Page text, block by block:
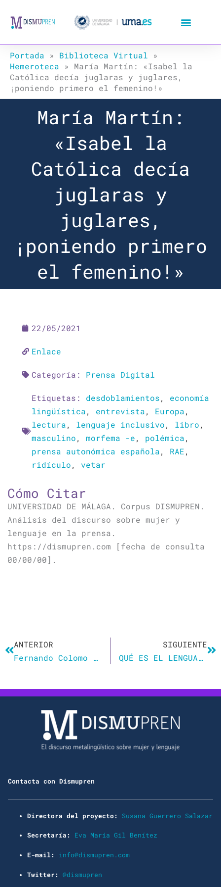
Portada » Biblioteca Virtual »
Hemeroteca » María Martín: «Isabel la
Católica decía juglaras y juglares,
¡poniendo primero el femenino!»
María Martín:
«Isabel la
Católica decía
juglaras y
juglares,
¡poniendo primero
el femenino!»
22/05/2021
Enlace
Categoría: Prensa Digital
Etiquetas: desdoblamientos, economía
lingüística, entrevista, Europa,
lectura, lenguaje inclusivo, libro,
masculino, morfema -e, polémica,
prensa autonómica española, RAE,
ridículo, vetar
Cómo Citar
UNIVERSIDAD DE MÁLAGA. Corpus DISMUPREN.
Análisis del discurso sobre mujer y
lenguaje en la prensa.
https://dismupren.com [fecha de consulta
00/00/00].
ANTERIOR
Fernando Colomo explica el ‘Poliamor para principiantes’: «Uso lenguaje inclusivo en los rodajes de vez en cuando»
SIGUIENTE
QUÉ ES EL LENGUAJE INCLUSIVO
Contacta con Dismupren
Directora del proyecto: Susana Guerrero Salazar
Secretaría: Eva María Gil Benítez
E-mail: info@dismupren.com
Twitter: @dismupren